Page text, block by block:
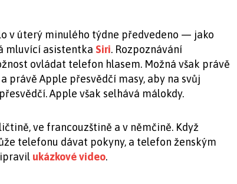
v úterý minulého týdne předvedeno — jako
mluvící asistentka Siri. Rozpoznávání
ovládat telefon hlasem. Možná však právě
právě Apple přesvědčí masy, aby na svůj
Apple však selhává málokdy.
ve francouzštině a v němčině. Když
telefonu dávat pokyny, a telefon ženským
ukázkové video.